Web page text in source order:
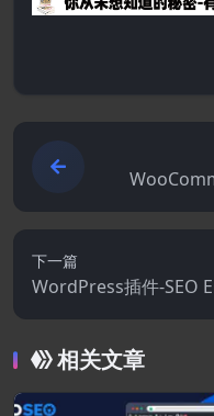
下一篇
WordPress插件-SEO
相关文章